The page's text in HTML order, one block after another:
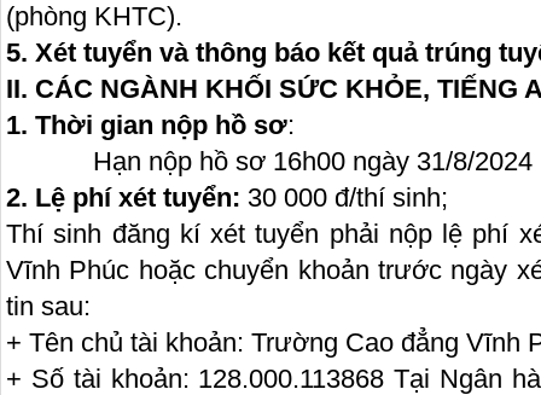
(phòng KHTC).
5. Xét tuyển và thông báo kết quả trúng
II. CÁC NGÀNH KHỐI SỨC KHỎE, TIẾNG
1. Thời gian nộp hồ sơ:
Hạn nộp hồ sơ 16h00 ngày 31/8/2024
2. Lệ phí xét tuyển: 30 000 đ/thí sinh;
Thí sinh đăng kí xét tuyển phải nộp lệ phí
Vĩnh Phúc hoặc chuyển khoản trước ngày
tin sau:
+ Tên chủ tài khoản: Trường Cao đẳng Vĩnh
+ Số tài khoản: 128.000.113868 Tại Ngân